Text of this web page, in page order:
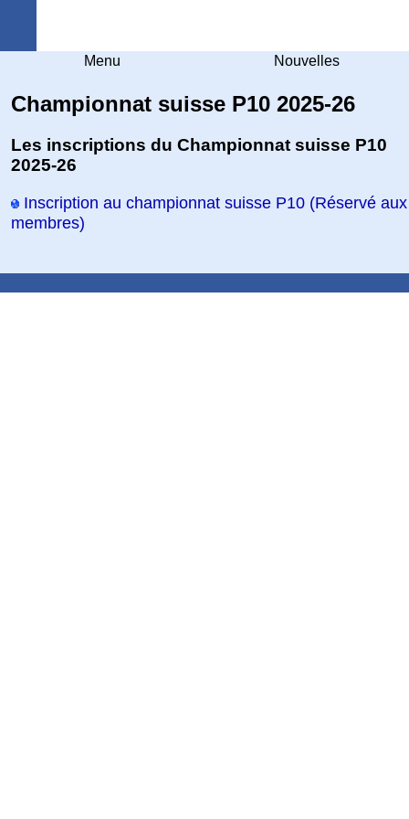
Menu Nouvelles
Championnat suisse P10 2025-26
Les inscriptions du Championnat suisse P10
2025-26
Inscription au championnat suisse P10 (Réservé aux
membres)